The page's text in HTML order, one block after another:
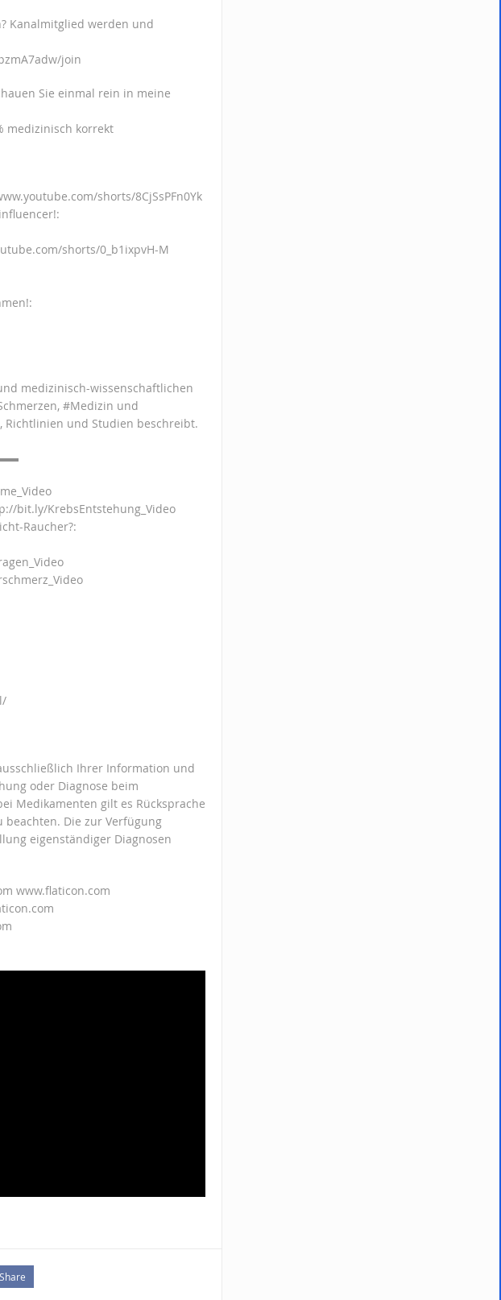
Kanalmitglied werden und
join
Sie einmal rein in meine
medizinisch korrekt
shorts/8CjSsPFn0Yk
shorts/0_b1ixpvH-M
medizinisch-wissenschaftlichen
#Medizin und
Richtlinien und Studien beschreibt.
bit.ly/KrebsEntstehung_Video
Raucher?:
Ihrer Information und
oder Diagnose beim
Medikamenten gilt es Rücksprache
Die zur Verfügung
eigenständiger Diagnosen
www.flaticon.com
Share